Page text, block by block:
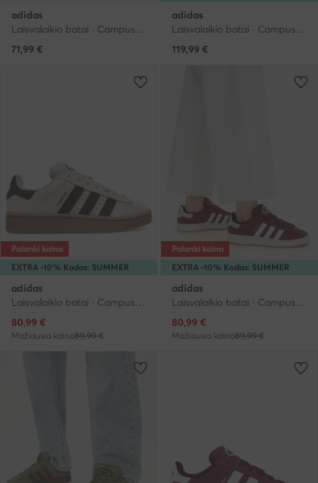
adidas
Laisvalaikio batai · Campus · Ruda
71,99 €
adidas
Laisvalaikio batai · Campus · Ruda
119,99 €
EXTRA -10% Kodas: SUMMER
Palanki kaina
adidas
Dabartinė kaina
80,99 €
Mažiausia kaina89,99 €
EXTRA -10% Kodas: SUMMER
Palanki kaina
adidas
Dabartinė kaina
80,99 €
Mažiausia kaina89,99 €